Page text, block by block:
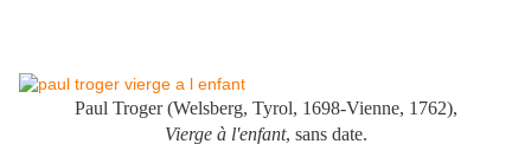
Paul Troger (Welsberg, Tyrol, 1698-Vienne, 1762),
Vierge à l'enfant, sans date.